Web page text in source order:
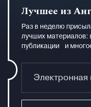
Лучшее из
Раз в неделю
лучших
публикации и